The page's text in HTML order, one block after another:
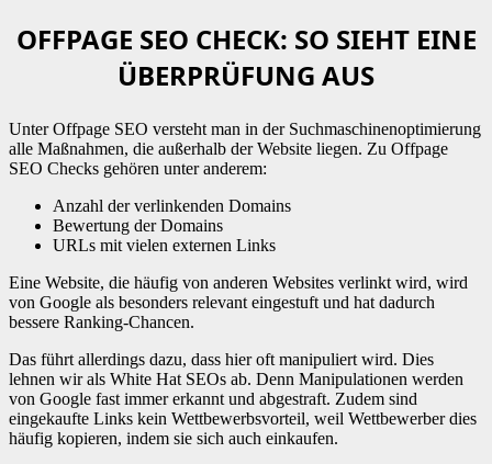
OFFPAGE SEO CHECK: SO SIEHT EINE
ÜBERPRÜFUNG AUS
Unter Offpage SEO versteht man in der Suchmaschinenoptimierung
alle Maßnahmen, die außerhalb der Website liegen. Zu Offpage
SEO Checks gehören unter anderem:
Anzahl der verlinkenden Domains
Bewertung der Domains
URLs mit vielen externen Links
Eine Website, die häufig von anderen Websites verlinkt wird, wird
von Google als besonders relevant eingestuft und hat dadurch
bessere Ranking-Chancen.
Das führt allerdings dazu, dass hier oft manipuliert wird. Dies
lehnen wir als White Hat SEOs ab. Denn Manipulationen werden
von Google fast immer erkannt und abgestraft. Zudem sind
eingekaufte Links kein Wettbewerbsvorteil, weil Wettbewerber dies
häufig kopieren, indem sie sich auch einkaufen.